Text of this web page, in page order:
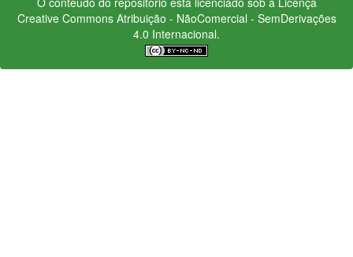
Creative CommonsAtribuição - NãoComercial - SemDerivações
4.0 Internacional.